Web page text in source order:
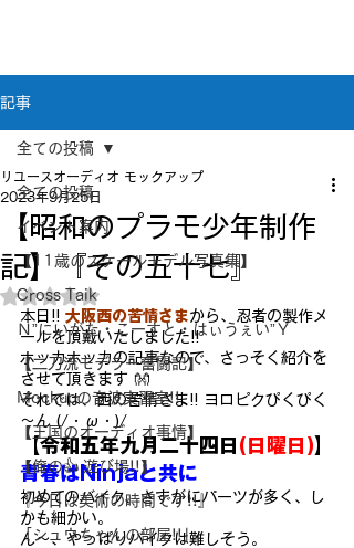
記事
全ての投稿
イベント案内
【11歳のスケールモデル写真集】
Cross Taik
Ｎ”にいがた・こーすと・はぃうぇい”Ｙ
【二刀流モデラー奮闘記】
Mockupの音波実習室!!
【王国のオーディオ事情】
【俺の👍 遊び場!!】
『今日は美術の時間です!!』
「シュウちゃんの部屋!!」
全ての投稿
【昭和のプラモ少年制作
記】『その五十七』
リユースオーディオ モックアップ
2023年9月25日
5つ星のうちNaNと評価されています。
本日!! 大阪西の苦情さまから、忍者の製作メ
ールを頂戴いたしました!!
ホッカホッカの記事なので、さっそく紹介を
させて頂きます 👐
それでは、西の苦情さま!! ヨロピクぴくぴく
～ん (/・ω・)/
【令和五年九月二十四日 (日曜日)】
青春はNinjaと共に
初めてのバイク、さすがにパーツが多く、し
かも細かい。
ん～、やっぱりバイクは難しそう。